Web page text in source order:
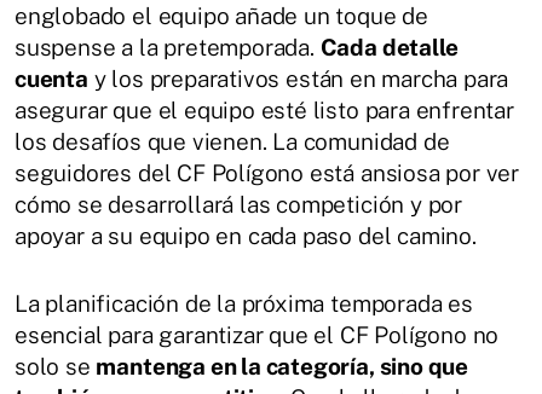
englobado el equipo añade un toque de
suspense a la pretemporada. Cada detalle
cuenta y los preparativos están en marcha para
asegurar que el equipo esté listo para enfrentar
los desafíos que vienen. La comunidad de
seguidores del CF Polígono está ansiosa por ver
cómo se desarrollará las competición y por
apoyar a su equipo en cada paso del camino.
La planificación de la próxima temporada es
esencial para garantizar que el CF Polígono no
solo se mantenga en la categoría, sino que